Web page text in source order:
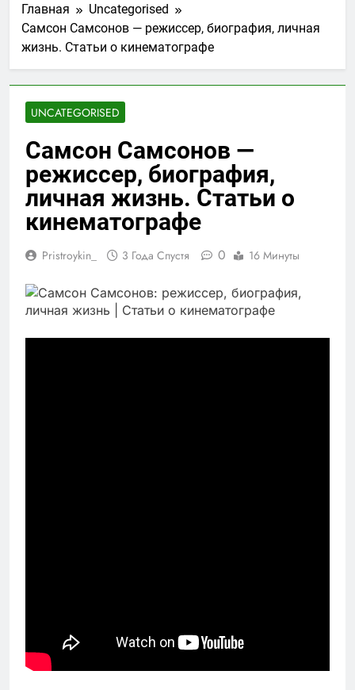
Главная
Uncategorised
Самсон Самсонов — режиссер, биография, личная
жизнь. Статьи о кинематографе
UNCATEGORISED
Самсон Самсонов —
режиссер, биография,
личная жизнь. Статьи о
кинематографе
Pristroykin_ 3 Года Спустя 0 16 Минуты